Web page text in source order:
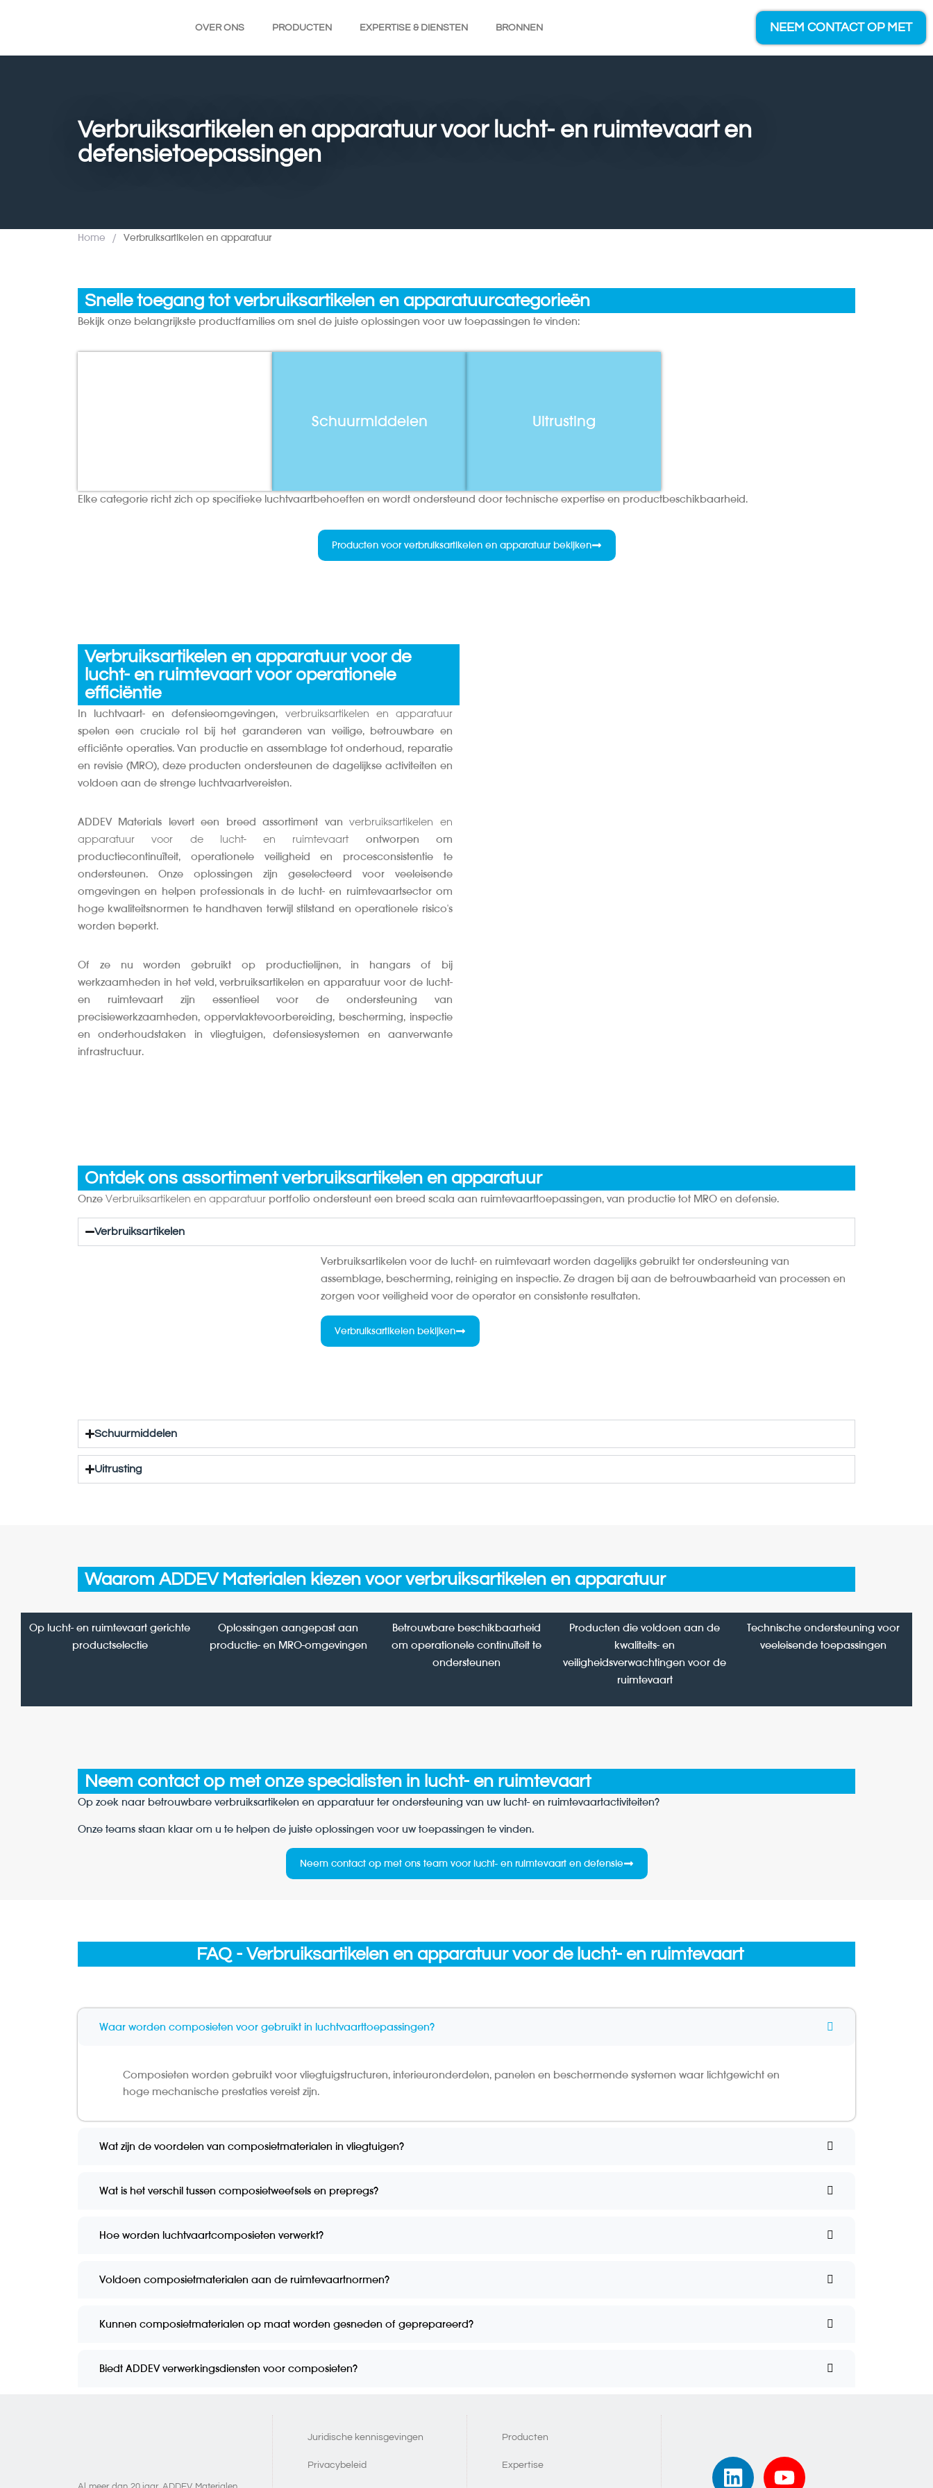
OVER ONS PRODUCTEN EXPERTISE & DIENSTEN BRONNEN NEEM CONTACT OP MET
Verbruiksartikelen en apparatuur voor lucht- en ruimtevaart en
defensietoepassingen
Home / Verbruiksartikelen en apparatuur
Snelle toegang tot verbruiksartikelen en apparatuurcategorieën
Bekijk onze belangrijkste productfamilies om snel de juiste oplossingen voor uw toepassingen te vinden:
Schuurmiddelen Uitrusting
Elke categorie richt zich op specifieke luchtvaartbehoeften en wordt ondersteund door technische expertise en productbeschikbaarheid.
Producten voor verbruiksartikelen en apparatuur bekijken
Verbruiksartikelen en apparatuur voor de
lucht- en ruimtevaart voor operationele
efficiëntie
In luchtvaart- en defensieomgevingen, verbruiksartikelen en apparatuur
spelen een cruciale rol bij het garanderen van veilige, betrouwbare en
efficiënte operaties. Van productie en assemblage tot onderhoud, reparatie
en revisie (MRO), deze producten ondersteunen de dagelijkse activiteiten en
voldoen aan de strenge luchtvaartvereisten.
ADDEV Materials levert een breed assortiment vanverbruiksartikelen en
apparatuur voor de lucht- en ruimtevaartontworpen om
productiecontinuïteit, operationele veiligheid en procesconsistentie te
ondersteunen. Onze oplossingen zijn geselecteerd voor veeleisende
omgevingen en helpen professionals in de lucht- en ruimtevaartsector om
hoge kwaliteitsnormen te handhaven terwijl stilstand en operationele risico's
worden beperkt.
Of ze nu worden gebruikt op productielijnen, in hangars of bij
werkzaamheden in het veld, verbruiksartikelen en apparatuur voor de lucht-
en ruimtevaart zijn essentieel voor de ondersteuning van
precisiewerkzaamheden, oppervlaktevoorbereiding, bescherming, inspectie
en onderhoudstaken in vliegtuigen, defensiesystemen en aanverwante
infrastructuur.
Ontdek ons assortiment verbruiksartikelen en apparatuur
Onze Verbruiksartikelen en apparatuur portfolio ondersteunt een breed scala aan ruimtevaarttoepassingen, van productie tot MRO en defensie.
Verbruiksartikelen
Verbruiksartikelen voor de lucht- en ruimtevaart worden dagelijks gebruikt ter ondersteuning van
assemblage, bescherming, reiniging en inspectie. Ze dragen bij aan de betrouwbaarheid van processen en
zorgen voor veiligheid voor de operator en consistente resultaten.
Verbruiksartikelen bekijken
Schuurmiddelen
Uitrusting
Waarom ADDEV Materialen kiezen voor verbruiksartikelen en apparatuur
Op lucht- en ruimtevaart gerichte
productselectie
Oplossingen aangepast aan
productie- en MRO-omgevingen
Betrouwbare beschikbaarheid
om operationele continuïteit te
ondersteunen
Producten die voldoen aan de
kwaliteits- en
veiligheidsverwachtingen voor de
ruimtevaart
Technische ondersteuning voor
veeleisende toepassingen
Neem contact op met onze specialisten in lucht- en ruimtevaart
Op zoek naar betrouwbare verbruiksartikelen en apparatuur ter ondersteuning van uw lucht- en ruimtevaartactiviteiten?
Onze teams staan klaar om u te helpen de juiste oplossingen voor uw toepassingen te vinden.
Neem contact op met ons team voor lucht- en ruimtevaart en defensie
FAQ - Verbruiksartikelen en apparatuur voor de lucht- en ruimtevaart
Waar worden composieten voor gebruikt in luchtvaarttoepassingen?
Composieten worden gebruikt voor vliegtuigstructuren, interieuronderdelen, panelen en beschermende systemen waar lichtgewicht en
hoge mechanische prestaties vereist zijn.
Wat zijn de voordelen van composietmaterialen in vliegtuigen?
Wat is het verschil tussen composietweefsels en prepregs?
Hoe worden luchtvaartcomposieten verwerkt?
Voldoen composietmaterialen aan de ruimtevaartnormen?
Kunnen composietmaterialen op maat worden gesneden of geprepareerd?
Biedt ADDEV verwerkingsdiensten voor composieten?
Juridische kennisgevingen
Privacybeleid
Producten
Expertise